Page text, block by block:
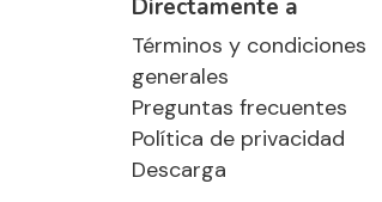
Directamente a
Términos y condiciones
generales
Preguntas frecuentes
Política de privacidad
Descarga